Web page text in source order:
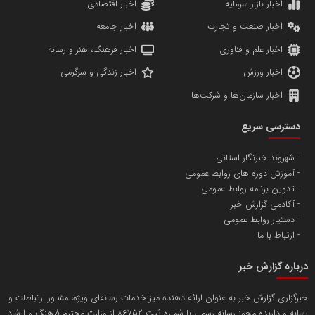
پایگاه اطلاع رسانی اعتلای نهادهای مردمی
تامین آهن اسفنجی تولیدکنندگان فولاد در کشور
مریم حاج نوروز نظری
مسعودصادقی
اخبار بازار سرمایه
اخبار اقتصادی
اخبار صنعت و تجارت
اخبار جامعه
اخبار علم و فناوری
اخبار فرهنگ، هنر و رسانه
اخبار ورزش
اخبار زندگی و سرگرمی
اخبار سازمان‌ها و شرکت‌ها
دسترسی سریع
شهروند خبرنگار استانی
آموزش دوره های روابط عمومی
تدوین برنامه روابط عمومی
آکادمی گزارش خبر
دستیار روابط عمومی
ارتباط با ما
درباره گزارش خبر
خبرگزاری گزارش خبر به عنوان ارائه دهنده میز خدمات رسانه‌ای ویژه، مشاور ارتباطات و